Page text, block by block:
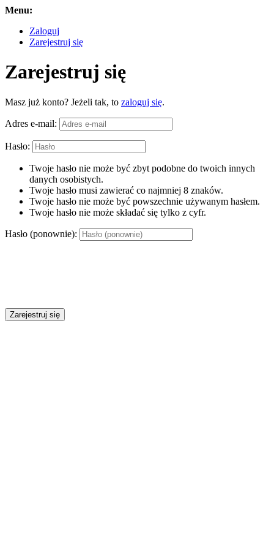
Menu:
Zaloguj
Zarejestruj się
Zarejestruj się
Masz już konto? Jeżeli tak, to zaloguj się.
Adres e-mail:
Hasło:
Twoje hasło nie może być zbyt podobne do twoich innych
danych osobistych.
Twoje hasło musi zawierać co najmniej 8 znaków.
Twoje hasło nie może być powszechnie używanym hasłem.
Twoje hasło nie może składać się tylko z cyfr.
Hasło (ponownie):
Zarejestruj się